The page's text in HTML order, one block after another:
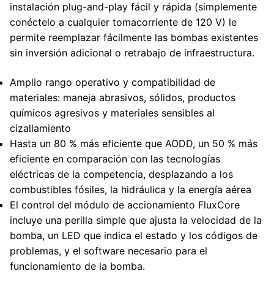
instalación plug-and-play fácil y rápida (simplemente
conéctelo a cualquier tomacorriente de 120 V) le
permite reemplazar fácilmente las bombas existentes
sin inversión adicional o retrabajo de infraestructura.
Amplio rango operativo y compatibilidad de
materiales: maneja abrasivos, sólidos, productos
químicos agresivos y materiales sensibles al
cizallamiento
Hasta un 80 % más eficiente que AODD, un 50 % más
eficiente en comparación con las tecnologías
eléctricas de la competencia, desplazando a los
combustibles fósiles, la hidráulica y la energía aérea
El control del módulo de accionamiento FluxCore
incluye una perilla simple que ajusta la velocidad de la
bomba, un LED que indica el estado y los códigos de
problemas, y el software necesario para el
funcionamiento de la bomba.